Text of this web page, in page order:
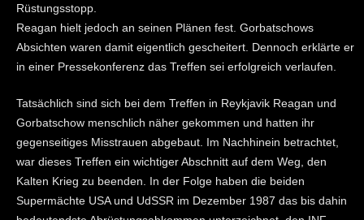
Rüstungsstopp.
Reagan hielt jedoch an seinen Plänen fest. Gorbatschows
Absichten waren damit eigentlich gescheitert. Dennoch erklärte er
in einer Pressekonferenz das Treffen sei erfolgreich verlaufen.
Tatsächlich sind sich bei dem Treffen in Reykjavik Reagan und
Gorbatschow menschlich näher gekommen und hatten ihr
gegenseitiges Misstrauen abgebaut. Im Nachhinein betrachtet,
war dieses Treffen ein wichtiger Abschnitt auf dem Weg, den
Kalten Krieg zu beenden. In der Folge haben die beiden
Supermächte USA und UdSSR im Dezember 1987 das bis dahin